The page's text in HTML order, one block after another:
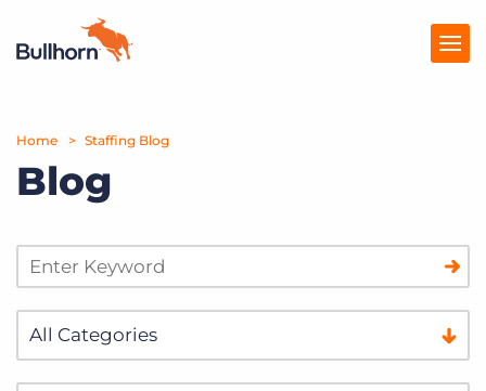
Producten
Prijzen
Marketplace
Over Ons
Home Staffing Blog
Blog